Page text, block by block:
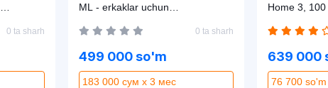
0 ta sharh
ML - erkaklar uchun
0 ta sharh
499 000 so'm
183 000 сум x 3 мес
Home 3, 100
639 000
76 700